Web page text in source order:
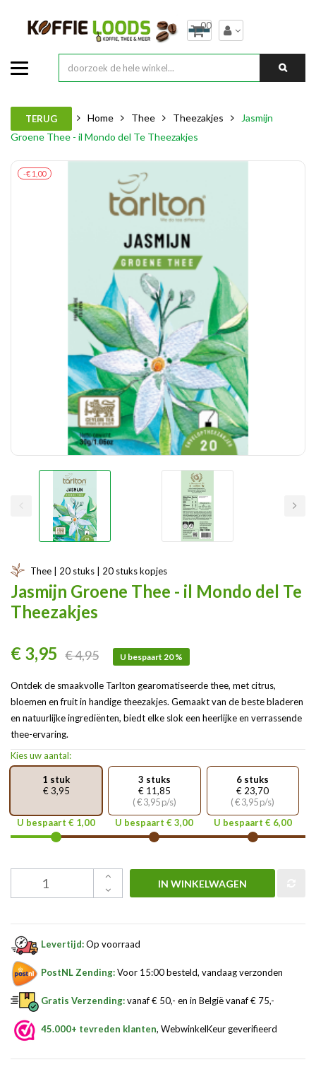
00
TERUG Home Thee Theezakjes
Jasmijn
Groene Thee - il Mondo del Te Theezakjes
-€ 1,00
Thee | 20 stuks | 20 stuks kopjes
Jasmijn Groene Thee - il Mondo del Te
Theezakjes
€ 3,95 € 4,95 U bespaart 20 %
Ontdek de smaakvolle Tarlton gearomatiseerde thee, met citrus,
bloemen en fruit in handige theezakjes. Gemaakt van de beste bladeren
en natuurlijke ingrediënten, biedt elke slok een heerlijke en verrassende
thee-ervaring.
Kies uw aantal:
1 stuk
€ 3,95
U bespaart € 1,00
3 stuks
€ 11,85
( € 3,95 p/s)
U bespaart € 3,00
6 stuks
€ 23,70
( € 3,95 p/s)
U bespaart € 6,00
IN WINKELWAGEN
Levertijd:Op voorraad
PostNL Zending:Voor 15:00 besteld, vandaag verzonden
Gratis Verzending:vanaf € 50,- en in België vanaf € 75,-
45.000+ tevreden klanten, WebwinkelKeur geverifieerd